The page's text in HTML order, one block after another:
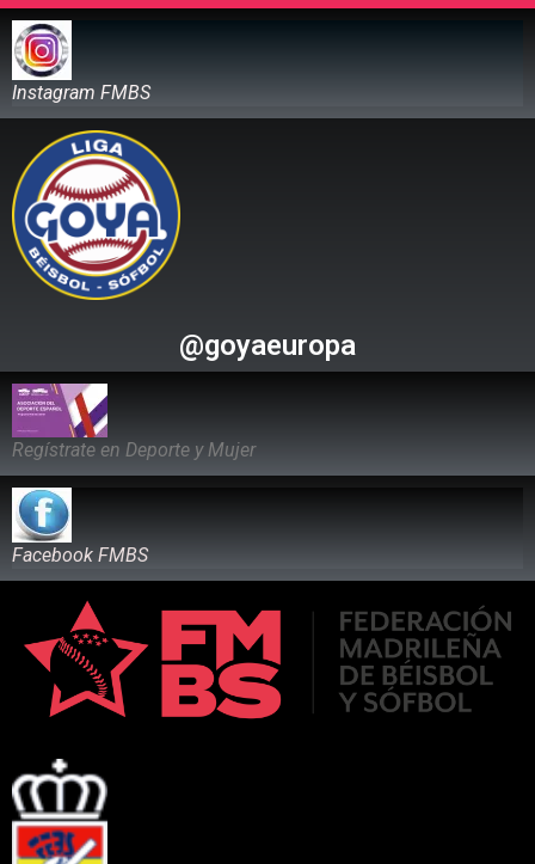
Instagram FMBS
@goyaeuropa
Regístrate en Deporte y Mujer
Facebook FMBS